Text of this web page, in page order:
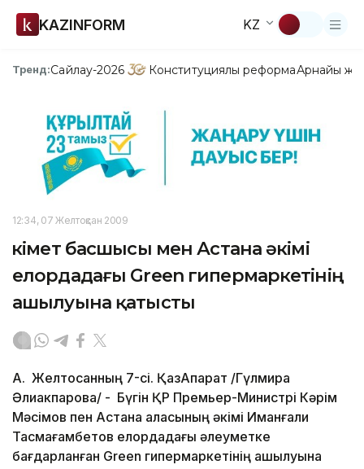
KAZINFORM KZ
Тренд:Сайлау-2026 Конституциялық реформаАрнайы
12:34, 07 Желтоқсан 2009
Үкімет басшысы мен Астана әкімі
елордадағы Green гипермаркетінің
ашылуына қатысты
А. Желтоқсанның 7-сі. ҚазАқпарат /Гүлмира
Әлиакпарова/ - Бүгін ҚР Премьер-Министрі Кәрім
Мәсімов пен Астана қаласының әкімі Иманғали
Тасмағамбетов елордадағы әлеуметке
бағдарланған Green гипермаркетінің ашылуына